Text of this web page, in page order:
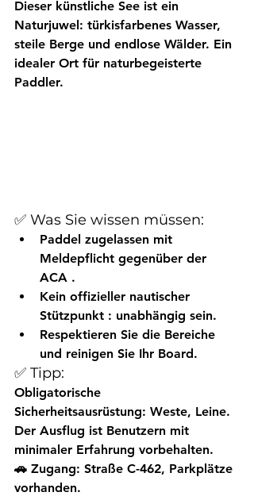
Dieser künstliche See ist ein
Naturjuwel: türkisfarbenes Wasser,
steile Berge und endlose Wälder. Ein
idealer Ort für naturbegeisterte
Paddler.
✅ Was Sie wissen müssen:
Paddel zugelassen mit
Meldepflicht gegenüber der
ACA .
Kein offizieller nautischer
Stützpunkt : unabhängig sein.
Respektieren Sie die Bereiche
und reinigen Sie Ihr Board.
✅ Tipp:
Obligatorische
Sicherheitsausrüstung: Weste, Leine.
Der Ausflug ist Benutzern mit
minimaler Erfahrung vorbehalten.
🚗 Zugang: Straße C-462, Parkplätze
vorhanden.